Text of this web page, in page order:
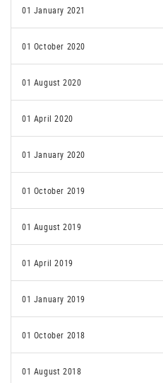
01 January 2021
01 October 2020
01 August 2020
01 April 2020
01 January 2020
01 October 2019
01 August 2019
01 April 2019
01 January 2019
01 October 2018
01 August 2018